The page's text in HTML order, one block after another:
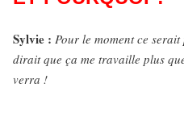
Sylvie : Pour le moment ce
dirait que ça me travaille plus
verra !